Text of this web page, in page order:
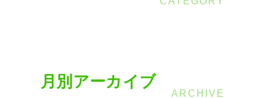
月別アーカイブ